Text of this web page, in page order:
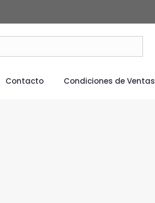
Contacto Condiciones de Ventas